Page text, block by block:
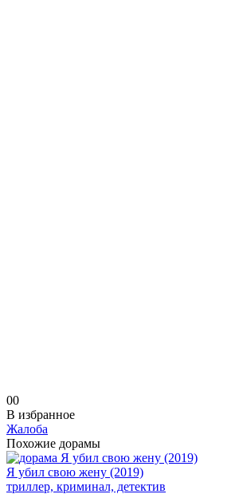
00
В избранное
Жалоба
Похожие дорамы
Я убил свою жену (2019)
триллер, криминал, детектив